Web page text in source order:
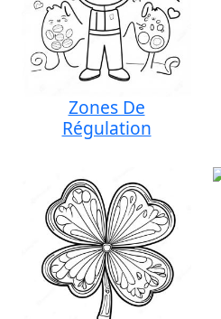
Zones De
Régulation